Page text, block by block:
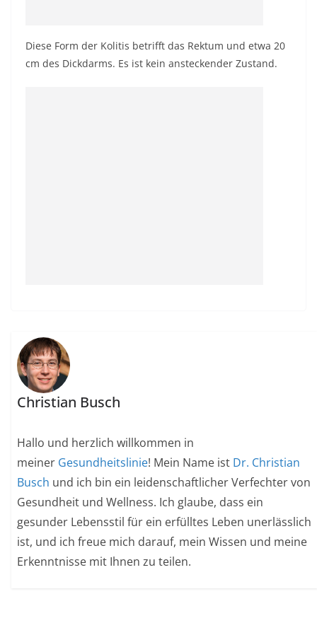
Diese Form der Kolitis betrifft das Rektum und etwa 20
cm des Dickdarms. Es ist kein ansteckender Zustand.
Christian Busch
Hallo und herzlich willkommen in
meiner Gesundheitslinie! Mein Name ist Dr. Christian
Busch und ich bin ein leidenschaftlicher Verfechter von
Gesundheit und Wellness. Ich glaube, dass ein
gesunder Lebensstil für ein erfülltes Leben unerlässlich
ist, und ich freue mich darauf, mein Wissen und meine
Erkenntnisse mit Ihnen zu teilen.